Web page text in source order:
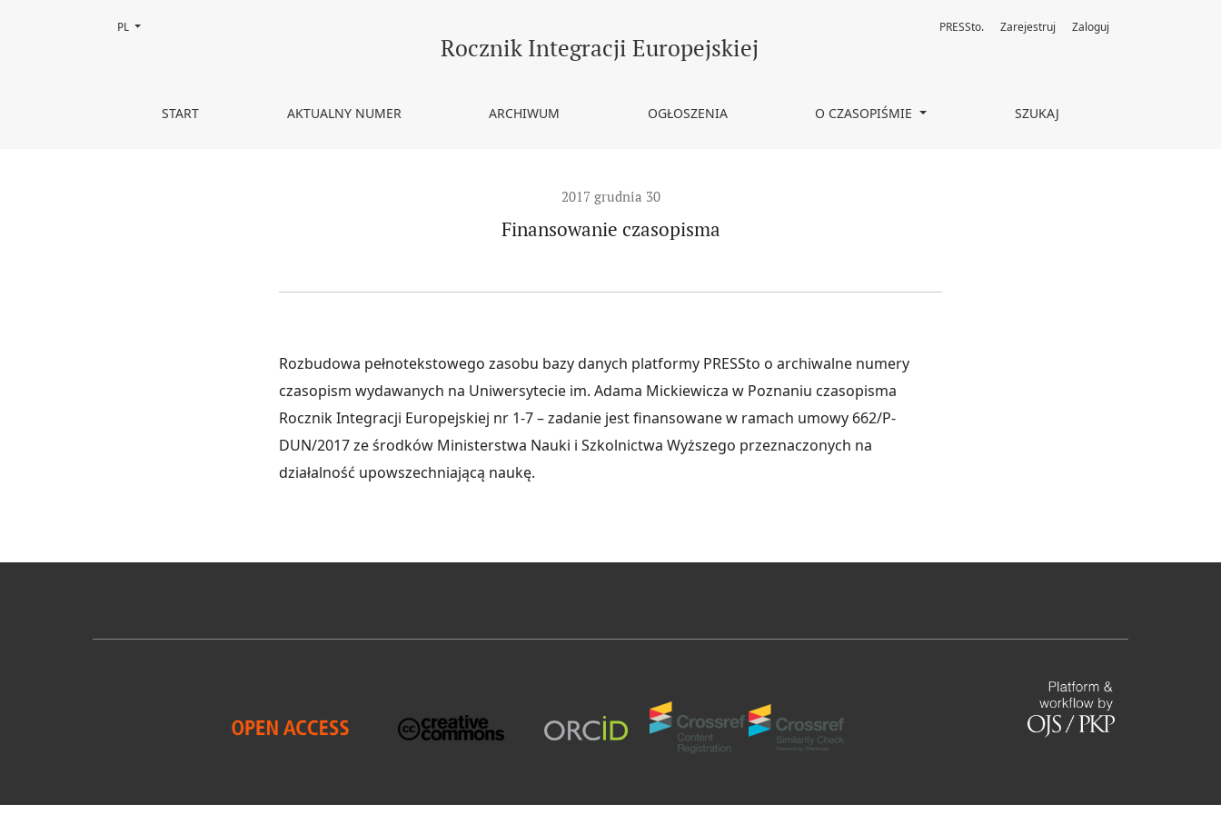
Finansowanie czasopisma Rocznik Integracji Europejskiej
START AKTUALNY NUMER ARCHIWUM OGŁOSZENIA O CZASOPIŚMIE SZUKAJ
PRESSto. Zarejestruj Zaloguj
Zmień język, obecnie wybrany to:
PL
2017 grudnia 30
Finansowanie czasopisma
Rozbudowa pełnotekstowego zasobu bazy danych platformy PRESSto o archiwalne numery
czasopism wydawanych na Uniwersytecie im. Adama Mickiewicza w Poznaniu czasopisma
Rocznik Integracji Europejskiej nr 1-7 – zadanie jest finansowane w ramach umowy 662/P-
DUN/2017 ze środków Ministerstwa Nauki i Szkolnictwa Wyższego przeznaczonych na
działalność upowszechniającą naukę.